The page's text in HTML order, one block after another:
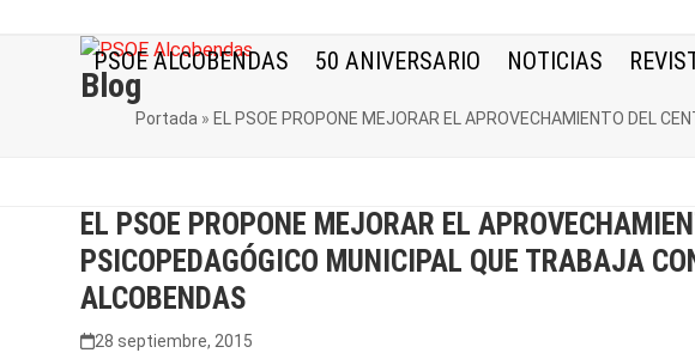
PSOE ALCOBENDAS 50 ANIVERSARIO NOTICIAS
Blog
Portada » EL PSOE PROPONE MEJORAR EL APROVECHAMIENTO DEL
EL PSOE PROPONE MEJORAR EL
PSICOPEDAGÓGICO MUNICIPAL QUE TRABAJA
ALCOBENDAS
28 septiembre, 2015